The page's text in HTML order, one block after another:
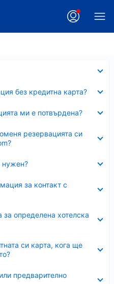
без кредитна карта?
ми е потвърдена?
резервацията си
нужен?
за контакт с
определена хотелска
си карта, кога ще
предварително